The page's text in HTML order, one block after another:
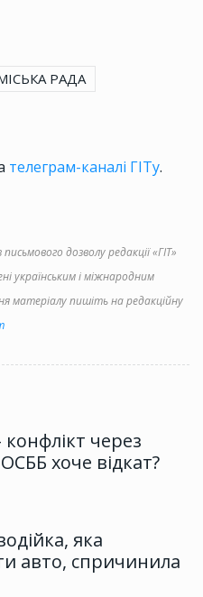
РАДА
телеграм-каналі ГІТу.
дозволу редакції «ГІТ»
українським і міжнародним
матеріалу пишіть на редакційну
конфлікт через
хоче відкат?
яка
авто, спричинила